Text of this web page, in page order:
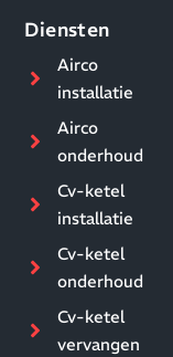
Diensten
Airco
installatie
Airco
onderhoud
Cv-ketel
installatie
Cv-ketel
onderhoud
Cv-ketel
vervangen